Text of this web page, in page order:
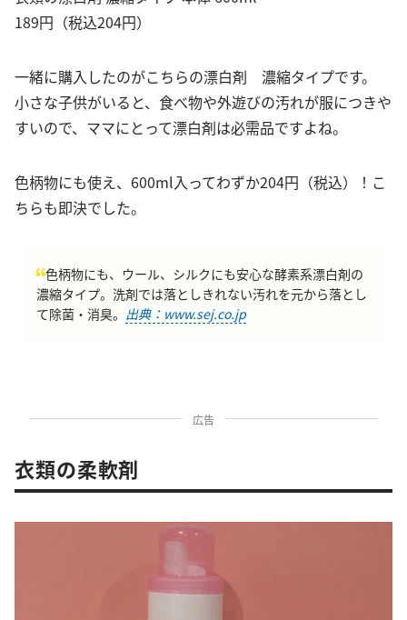
189円（税込204円）
一緒に購入したのがこちらの漂白剤 濃縮タイプです。
小さな子供がいると、食べ物や外遊びの汚れが服につきや
すいので、ママにとって漂白剤は必需品ですよね。
色柄物にも使え、600ml入ってわずか204円（税込）！こ
ちらも即決でした。
色柄物にも、ウール、シルクにも安心な酵素系漂白剤の
濃縮タイプ。洗剤では落としきれない汚れを元から落とし
て除菌・消臭。 出典：www.sej.co.jp
広告
衣類の柔軟剤